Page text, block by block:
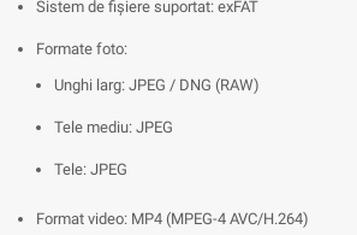
Sistem de fișiere suportat: exFAT
Formate foto:
Unghi larg: JPEG / DNG (RAW)
Tele mediu: JPEG
Tele: JPEG
Format video: MP4 (MPEG-4 AVC/H.264)